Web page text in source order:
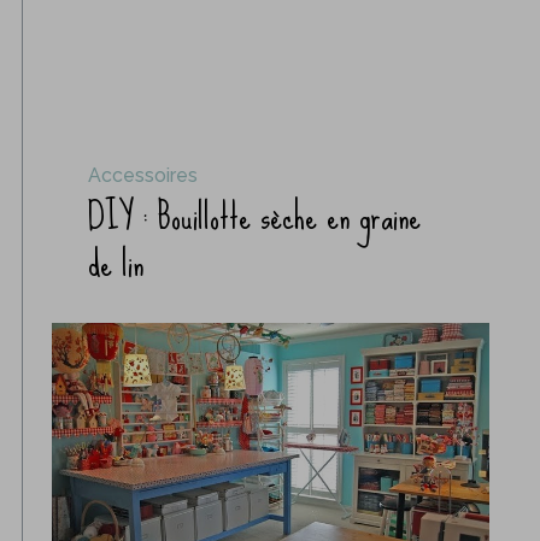
Accessoires
DIY : Bouillotte sèche en graine
de lin